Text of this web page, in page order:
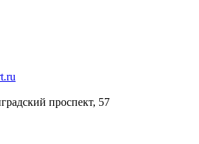
проспект, 57